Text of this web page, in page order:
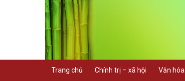
Trang chủ Chính trị – xã hội Văn hóa